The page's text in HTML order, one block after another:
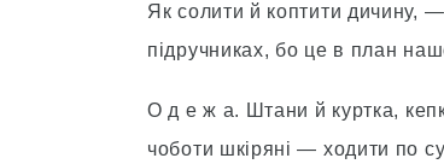
Як солити й коптити дичину,
пiдручниках, бо це в план
О д е ж а. Штани й куртка,
чоботи шкiрянi — ходити по